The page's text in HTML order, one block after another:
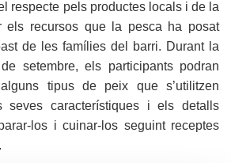
respecte pels productes locals i de la
els recursos que la pesca ha posat
de les famílies del barri. Durant la
setembre, els participants podran
tipus de peix que s’utilitzen
seves característiques i els detalls
los i cuinar-los seguint receptes